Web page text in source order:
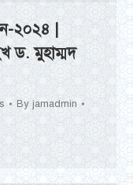
২০২৪ |
ড. মুহাম্মদ
By jamadmin